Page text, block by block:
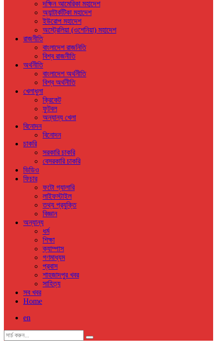
দক্ষিন আমেরিকা মহাদেশ
অ্যান্টার্কটিকা মহাদেশ
ইউরোপ মহাদেশ
অস্ট্রেলিয়া (ওশেনিয়া) মহাদেশ
রাজনীতি
বাংলাদেশ রাজনিতি
বিশ্ব রাজনীতি
অর্থনীতি
বাংলাদেশ অর্থনীতি
বিশ্ব অর্থনীতি
খেলাধুলা
ক্রিকেট
ফুটবল
অন্যান্য খেলা
বিনোদন
বিনোদন
চাকরি
সরকারি চাকরি
বেসরকারি চাকরি
ভিডিও
ফিচার
ফটো গ্যালারি
লাইফস্টাইল
তথ্য প্রযুক্তি
বিজ্ঞান
অন্যান্য
ধর্ম
শিক্ষা
ক্যাম্পাস
গণমাধ্যম
প্রবাস
শাহজাদপুর খবর
সাহিত্য
সব খবর
Home
en